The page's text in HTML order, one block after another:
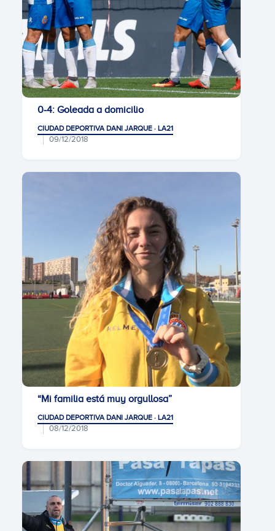
0-4: Goleada a domicilio
CIUDAD DEPORTIVA DANI JARQUE · LA21
09/12/2018
“Mi familia está muy orgullosa”
CIUDAD DEPORTIVA DANI JARQUE · LA21
08/12/2018